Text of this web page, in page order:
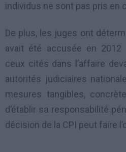
individus ne sont pas pris en
De plus, les juges ont
avait été accusée en
ceux cités dans l’affaire
autorités judiciaires
mesures tangibles,
d’établir sa responsabilité
décision de la CPI peut faire